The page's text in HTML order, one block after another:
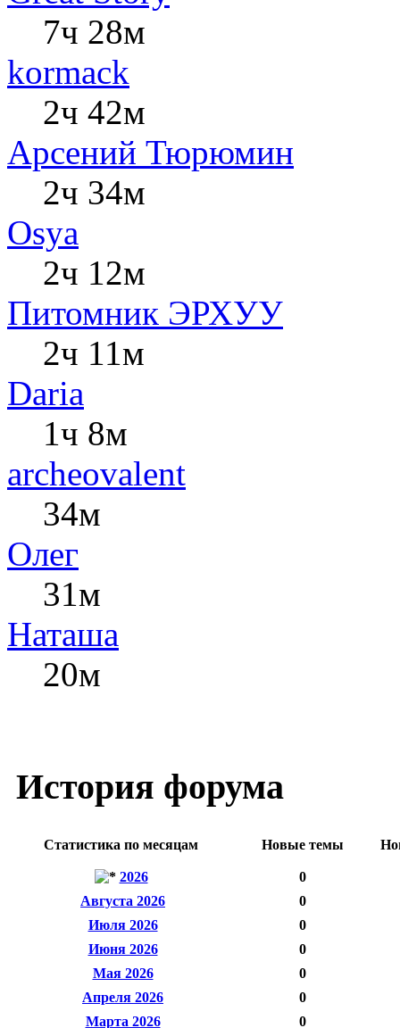
7ч 28м
kormack
2ч 42м
Арсений Тюрюмин
2ч 34м
Osya
2ч 12м
Питомник ЭРХУУ
2ч 11м
Daria
1ч 8м
archeovalent
34м
Олег
31м
Наташа
20м
История форума
Статистика по месяцам Новые темы
2026
0
Августа 2026
0
Июля 2026
0
Июня 2026
0
Мая 2026
0
Апреля 2026
0
Марта 2026
0